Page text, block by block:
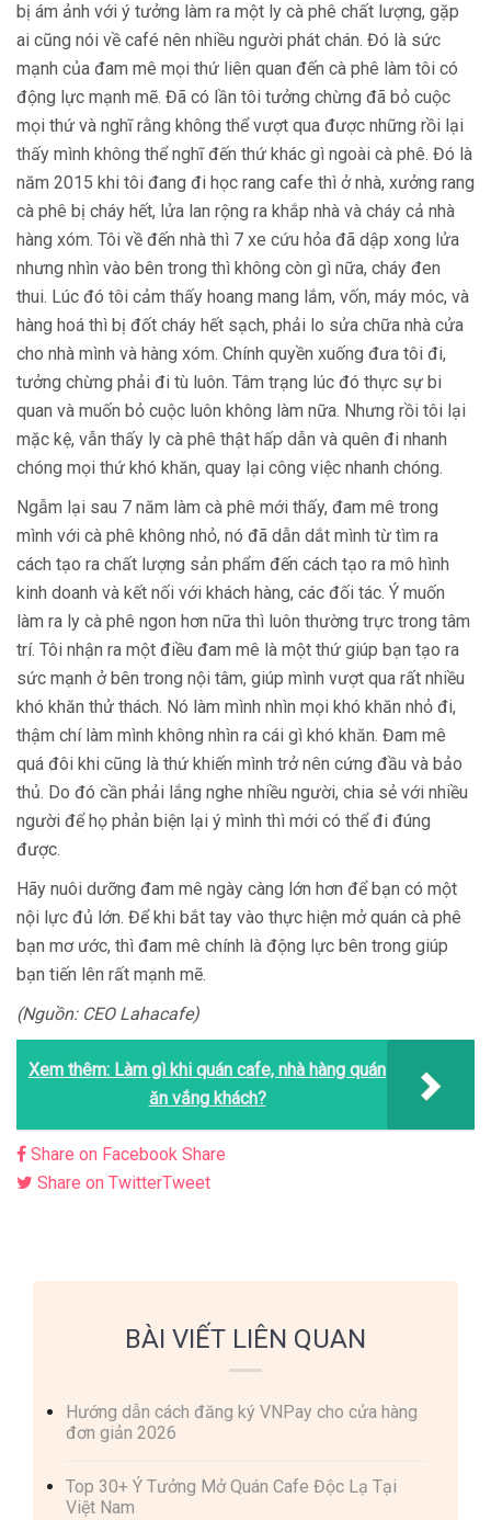
bị ám ảnh với ý tưởng làm ra một ly cà phê chất lượng, gặp
ai cũng nói về café nên nhiều người phát chán. Đó là sức
mạnh của đam mê mọi thứ liên quan đến cà phê làm tôi có
động lực mạnh mẽ. Đã có lần tôi tưởng chừng đã bỏ cuộc
mọi thứ và nghĩ rằng không thể vượt qua được những rồi lại
thấy mình không thể nghĩ đến thứ khác gì ngoài cà phê. Đó là
năm 2015 khi tôi đang đi học rang cafe thì ở nhà, xưởng rang
cà phê bị cháy hết, lửa lan rộng ra khắp nhà và cháy cả nhà
hàng xóm. Tôi về đến nhà thì 7 xe cứu hỏa đã dập xong lửa
nhưng nhìn vào bên trong thì không còn gì nữa, cháy đen
thui. Lúc đó tôi cảm thấy hoang mang lắm, vốn, máy móc, và
hàng hoá thì bị đốt cháy hết sạch, phải lo sửa chữa nhà cửa
cho nhà mình và hàng xóm. Chính quyền xuống đưa tôi đi,
tưởng chừng phải đi tù luôn. Tâm trạng lúc đó thực sự bi
quan và muốn bỏ cuộc luôn không làm nữa. Nhưng rồi tôi lại
mặc kệ, vẫn thấy ly cà phê thật hấp dẫn và quên đi nhanh
chóng mọi thứ khó khăn, quay lại công việc nhanh chóng.
Ngẫm lại sau 7 năm làm cà phê mới thấy, đam mê trong
mình với cà phê không nhỏ, nó đã dẫn dắt mình từ tìm ra
cách tạo ra chất lượng sản phẩm đến cách tạo ra mô hình
kinh doanh và kết nối với khách hàng, các đối tác. Ý muốn
làm ra ly cà phê ngon hơn nữa thì luôn thường trực trong tâm
trí. Tôi nhận ra một điều đam mê là một thứ giúp bạn tạo ra
sức mạnh ở bên trong nội tâm, giúp mình vượt qua rất nhiều
khó khăn thử thách. Nó làm mình nhìn mọi khó khăn nhỏ đi,
thậm chí làm mình không nhìn ra cái gì khó khăn. Đam mê
quá đôi khi cũng là thứ khiến mình trở nên cứng đầu và bảo
thủ. Do đó cần phải lắng nghe nhiều người, chia sẻ với nhiều
người để họ phản biện lại ý mình thì mới có thể đi đúng
được.
Hãy nuôi dưỡng đam mê ngày càng lớn hơn để bạn có một
nội lực đủ lớn. Để khi bắt tay vào thực hiện mở quán cà phê
bạn mơ ước, thì đam mê chính là động lực bên trong giúp
bạn tiến lên rất mạnh mẽ.
(Nguồn: CEO Lahacafe)
Xem thêm: Làm gì khi quán cafe, nhà hàng quán
ăn vắng khách?
Share on Facebook Share
Share on TwitterTweet
BÀI VIẾT LIÊN QUAN
Hướng dẫn cách đăng ký VNPay cho cửa hàng
đơn giản 2026
Top 30+ Ý Tưởng Mở Quán Cafe Độc Lạ Tại
Việt Nam